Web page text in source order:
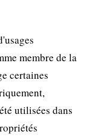
membre de la
certaines
utilisées dans